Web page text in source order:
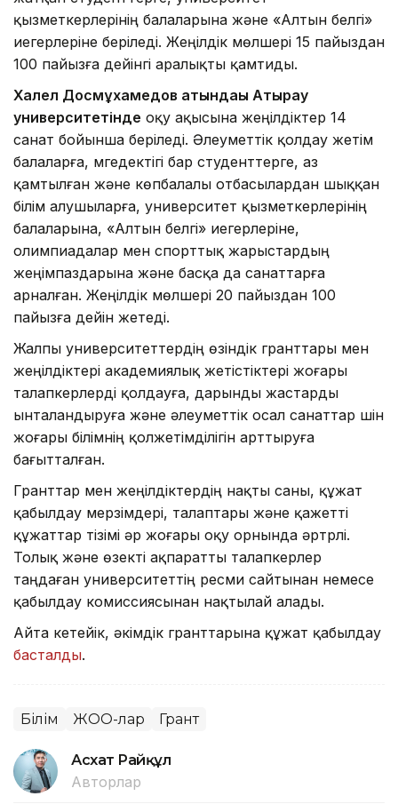
қызметкерлерінің балаларына және «Алтын белгі»
иегерлеріне беріледі. Жеңілдік мөлшері 15 пайыздан
100 пайызға дейінгі аралықты қамтиды.
Халел Досмұхамедов атындағы Атырау
университетінде оқу ақысына жеңілдіктер 14
санат бойынша беріледі. Әлеуметтік қолдау жетім
балаларға, мүгедектігі бар студенттерге, аз
қамтылған және көпбалалы отбасылардан шыққан
білім алушыларға, университет қызметкерлерінің
балаларына, «Алтын белгі» иегерлеріне,
олимпиадалар мен спорттық жарыстардың
жеңімпаздарына және басқа да санаттарға
арналған. Жеңілдік мөлшері 20 пайыздан 100
пайызға дейін жетеді.
Жалпы университеттердің өзіндік гранттары мен
жеңілдіктері академиялық жетістіктері жоғары
талапкерлерді қолдауға, дарынды жастарды
ынталандыруға және әлеуметтік осал санаттар үшін
жоғары білімнің қолжетімділігін арттыруға
бағытталған.
Гранттар мен жеңілдіктердің нақты саны, құжат
қабылдау мерзімдері, талаптары және қажетті
құжаттар тізімі әр жоғары оқу орнында әртүрлі.
Толық және өзекті ақпаратты талапкерлер
таңдаған университеттің ресми сайтынан немесе
қабылдау комиссиясынан нақтылай алады.
Айта кетейік, әкімдік гранттарына құжат қабылдау
басталды.
Білім ЖОО-лар Грант
Асхат Райқұл
Авторлар